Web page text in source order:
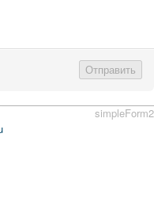
Отправить
simpleForm2